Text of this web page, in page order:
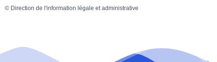
© Direction de l'information légale et administrative